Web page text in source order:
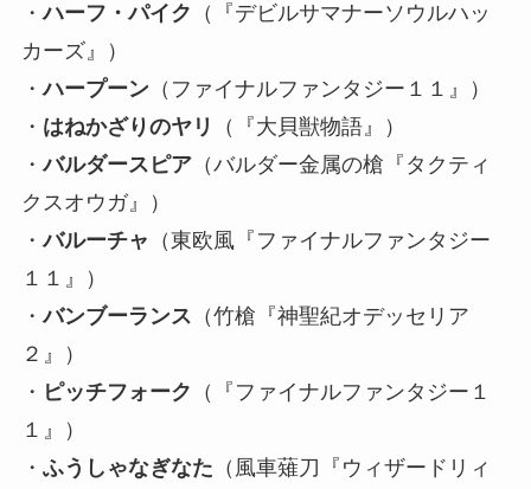
・ハーフ・パイク （『デビルサマナーソウルハッ
カーズ』）
・ハープーン（ファイナルファンタジー１１』）
・ はねかざりのヤリ
（『大貝獣物語』）
・バルダースピア（バルダー金属の槍『タクティ
クスオウガ』）
・バルーチャ （東欧風『ファイナルファンタジー
１１』）
・バンブーランス （竹槍『神聖紀オデッセリア
２』）
・ ピッチフォーク （『ファイナルファンタジー１
１』）
・ ふうしゃなぎなた （風車薙刀『ウィザードリィ